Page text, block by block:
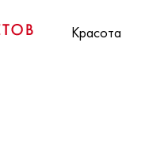
Красота